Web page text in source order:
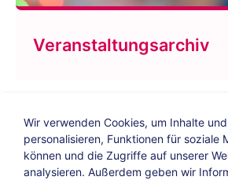
Veranstaltungsarchiv
Wir verwenden Cookies, um Inhalte
personalisieren, Funktionen für soziale
können und die Zugriffe auf unserer
analysieren. Außerdem geben wir